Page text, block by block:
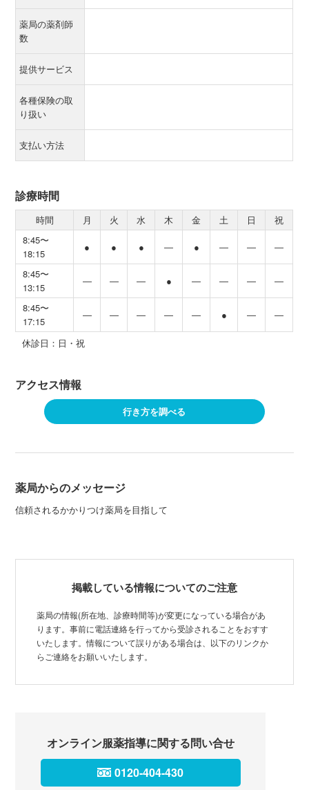
薬局の薬剤師
数
提供サービス
各種保険の取
り扱い
支払い方法
診療時間
時間 月 火 水 木 金 土 日
祝
8:45〜
18:15
● ● ● ― ● ― ― ―
8:45〜
13:15
― ― ― ● ― ― ― ―
8:45〜
17:15
― ― ― ― ― ● ― ―
休診日：日・祝
アクセス情報
行き方を調べる
薬局からのメッセージ
信頼されるかかりつけ薬局を目指して
掲載している情報についてのご注意
薬局の情報(所在地、診療時間等)が変更になっている場合があ
ります。事前に電話連絡を行ってから受診されることをおすす
いたします。情報について誤りがある場合は、以下のリンクか
らご連絡をお願いいたします。
オンライン服薬指導に関する問い合せ
0120-404-430